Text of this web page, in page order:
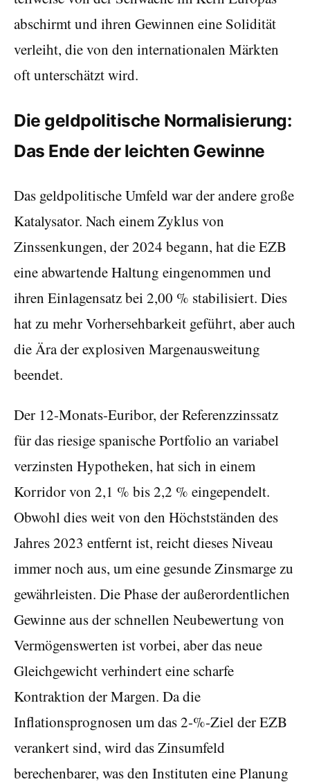
abschirmt und ihren Gewinnen eine Solidität
verleiht, die von den internationalen Märkten
oft unterschätzt wird.
Die geldpolitische Normalisierung:
Das Ende der leichten Gewinne
Das geldpolitische Umfeld war der andere große
Katalysator. Nach einem Zyklus von
Zinssenkungen, der 2024 begann, hat die EZB
eine abwartende Haltung eingenommen und
ihren Einlagensatz bei 2,00 % stabilisiert. Dies
hat zu mehr Vorhersehbarkeit geführt, aber auch
die Ära der explosiven Margenausweitung
beendet.
Der 12-Monats-Euribor, der Referenzzinssatz
für das riesige spanische Portfolio an variabel
verzinsten Hypotheken, hat sich in einem
Korridor von 2,1 % bis 2,2 % eingependelt.
Obwohl dies weit von den Höchstständen des
Jahres 2023 entfernt ist, reicht dieses Niveau
immer noch aus, um eine gesunde Zinsmarge zu
gewährleisten. Die Phase der außerordentlichen
Gewinne aus der schnellen Neubewertung von
Vermögenswerten ist vorbei, aber das neue
Gleichgewicht verhindert eine scharfe
Kontraktion der Margen. Da die
Inflationsprognosen um das 2-%-Ziel der EZB
verankert sind, wird das Zinsumfeld
berechenbarer, was den Instituten eine Planung